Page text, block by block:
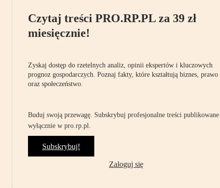
Czytaj treści PRO.RP.PL za 39 zł
miesięcznie!
Zyskaj dostęp do rzetelnych analiz, opinii ekspertów i kluczowych
prognoz gospodarczych. Poznaj fakty, które kształtują biznes, prawo
oraz społeczeństwo.
Buduj swoją przewagę. Subskrybuj profesjonalne treści publikowane
wyłącznie w pro.rp.pl.
Subskrybuj!
Zaloguj się